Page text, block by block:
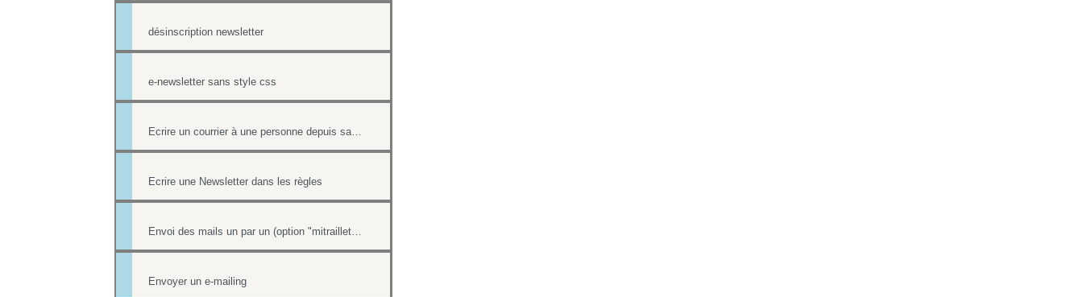
désinscription newsletter
e-newsletter sans style css
Ecrire une Newsletter dans les règles
Envoyer un e-mailing